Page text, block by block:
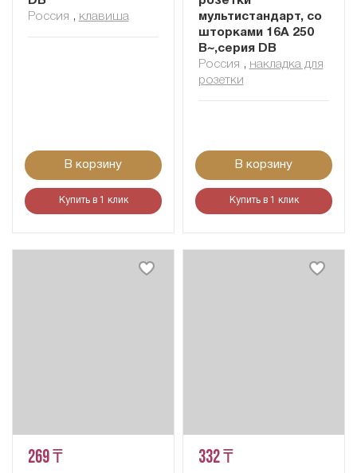
Россия , клавиша
В корзину
Купить в 1 клик
мультистандарт, со
шторками 16A 250
В~,серия DB
Россия , накладка для
розетки
В корзину
Купить в 1 клик
269 ₸ 332 ₸